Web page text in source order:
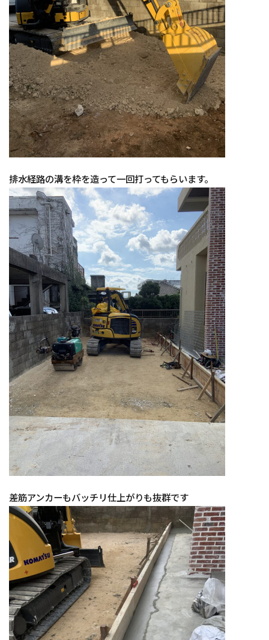
排水経路の溝を枠を造って一回打ってもらいます。
差筋アンカーもバッチリ仕上がりも抜群です